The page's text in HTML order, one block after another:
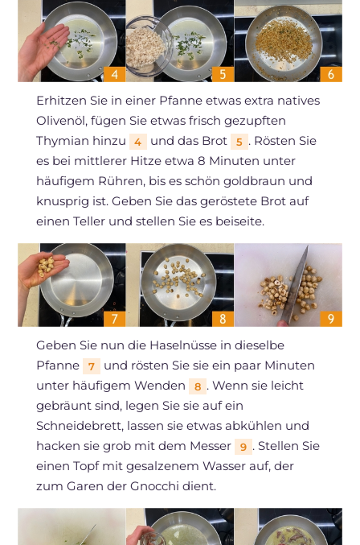
Erhitzen Sie in einer Pfanne etwas extra natives
Olivenöl, fügen Sie etwas frisch gezupften
Thymian hinzu
4 und das Brot 5 . Rösten Sie
es bei mittlerer Hitze etwa 8 Minuten unter
häufigem Rühren, bis es schön goldbraun und
knusprig ist. Geben Sie das geröstete Brot auf
einen Teller und stellen Sie es beiseite.
Geben Sie nun die Haselnüsse in dieselbe
Pfanne
7
und rösten Sie sie ein paar Minuten
unter häufigem Wenden
8 . Wenn sie leicht
gebräunt sind, legen Sie sie auf ein
Schneidebrett, lassen sie etwas abkühlen und
hacken sie grob mit dem Messer
9 . Stellen Sie
einen Topf mit gesalzenem Wasser auf, der
zum Garen der Gnocchi dient.